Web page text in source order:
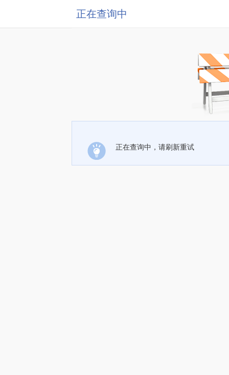
正在查询中
正在查询中，请刷新重试